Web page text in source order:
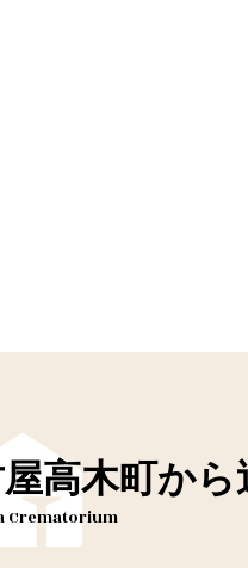
高木町から
Crematorium